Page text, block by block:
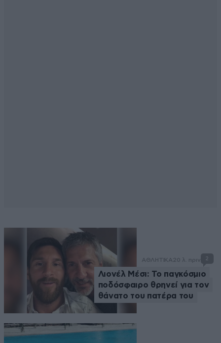
ΑΘΛΗΤΙΚΑ20 λ. πριν 2
Λιονέλ Μέσι: Το παγκόσμιο
ποδόσφαιρο θρηνεί για τον
θάνατο του πατέρα του